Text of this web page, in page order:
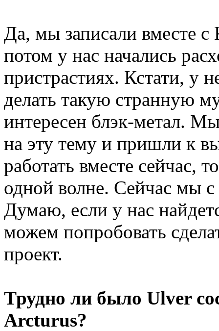
Да, мы записали вместе
потом у нас начались
пристрастиях. Кстати, у
делать такую странную
интересен блэк-метал.
на эту тему и пришли к
работать вместе сейчас,
одной волне. Сейчас мы
Думаю, если у нас
можем попробовать
проект.
Трудно ли было Ulver
Arcturus?